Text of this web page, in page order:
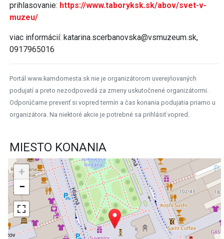
prihlasovanie: https://www.taboryksk.sk/abov/svet-v-
muzeu/
viac informácií: katarina.scerbanovska@vsmuzeum.sk,
0917965016
Portál www.kamdomesta.sk nie je organizátorom uverejňovaných
podujatí a preto nezodpovedá za zmeny uskutočnené organizátormi.
Odporúčame preveriť si vopred termín a čas konania podujatia priamo u
organizátora. Na niektoré akcie je potrebné sa prihlásiť vopred.
MIESTO KONANIA
+
−